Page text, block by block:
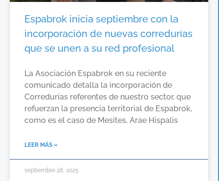
Espabrok inicia septiembre con la
incorporación de nuevas corredurías
que se unen a su red profesional
La Asociación Espabrok en su reciente
comunicado detalla la incorporación de
Corredurías referentes de nuestro sector, que
refuerzan la presencia territorial de Espabrok,
como es el caso de Mesites, Arae Hispalis
LEER MÁS »
septiembre 28, 2025